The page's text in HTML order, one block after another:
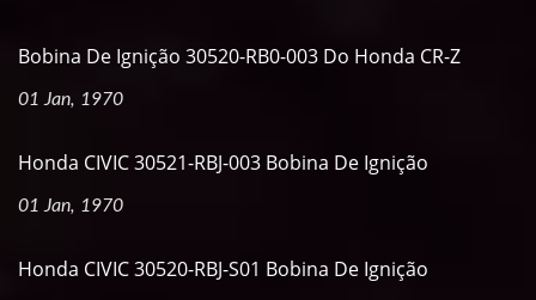
Bobina De Ignição 30520-RB0-003 Do Honda CR-Z
01 Jan, 1970
Honda CIVIC 30521-RBJ-003 Bobina De Ignição
01 Jan, 1970
Honda CIVIC 30520-RBJ-S01 Bobina De Ignição